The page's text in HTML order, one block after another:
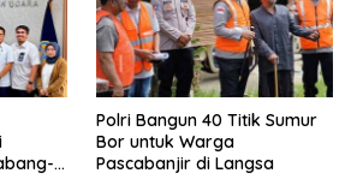
Polri Bangun 40 Titik Sumur
Bor untuk Warga
Pascabanjir di Langsa